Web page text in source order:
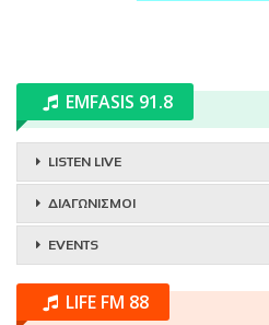
EMFASIS 91.8
LISTEN LIVE
ΔΙΑΓΩΝΙΣΜΟΙ
EVENTS
LIFE FM 88